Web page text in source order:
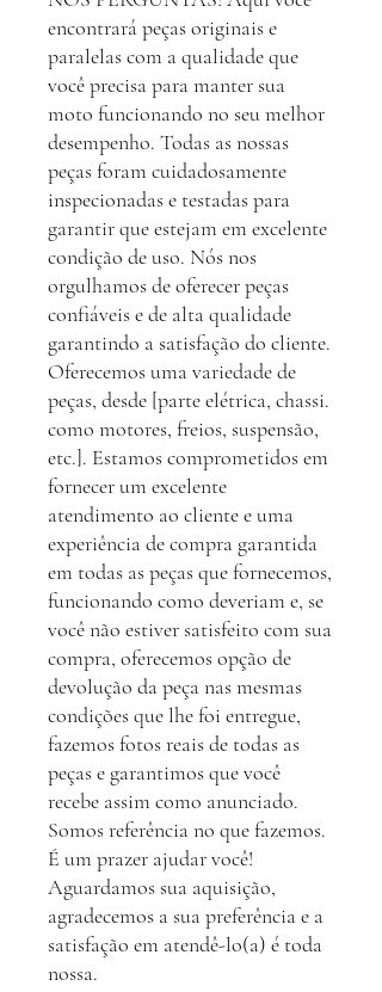
encontrará peças originais e
paralelas com a qualidade que
você precisa para manter sua
moto funcionando no seu melhor
desempenho. Todas as nossas
peças foram cuidadosamente
inspecionadas e testadas para
garantir que estejam em excelente
condição de uso. Nós nos
orgulhamos de oferecer peças
confiáveis e de alta qualidade
garantindo a satisfação do cliente.
Oferecemos uma variedade de
peças, desde [parte elétrica, chassi.
como motores, freios, suspensão,
etc.]. Estamos comprometidos em
fornecer um excelente
atendimento ao cliente e uma
experiência de compra garantida
em todas as peças que fornecemos,
funcionando como deveriam e, se
você não estiver satisfeito com sua
compra, oferecemos opção de
devolução da peça nas mesmas
condições que lhe foi entregue,
fazemos fotos reais de todas as
peças e garantimos que você
recebe assim como anunciado.
Somos referência no que fazemos.
É um prazer ajudar você!
Aguardamos sua aquisição,
agradecemos a sua preferência e a
satisfação em atendê-lo(a) é toda
nossa.